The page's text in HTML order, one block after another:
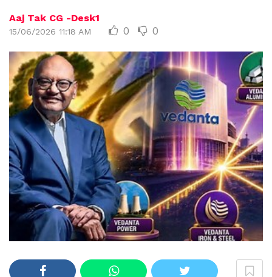
Aaj Tak CG -Desk1
15/06/2026 11:18 AM 0 0